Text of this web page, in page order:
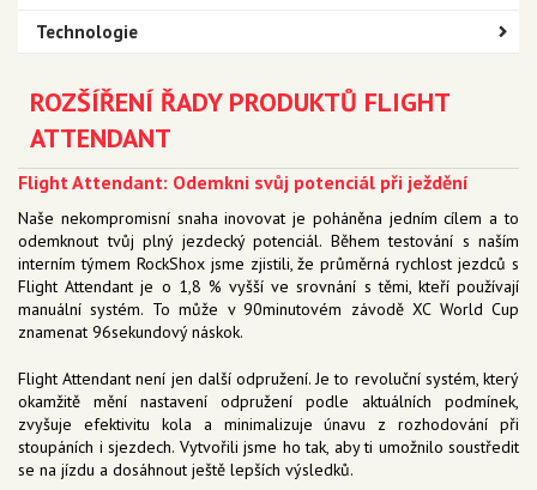
Technologie
ROZŠÍŘENÍ ŘADY PRODUKTŮ FLIGHT
ATTENDANT
Flight Attendant: Odemkni svůj potenciál při ježdění
Naše nekompromisní snaha inovovat je poháněna jedním cílem a to
odemknout tvůj plný jezdecký potenciál. Během testování s naším
interním týmem RockShox jsme zjistili, že průměrná rychlost jezdců s
Flight Attendant je o 1,8 % vyšší ve srovnání s těmi, kteří používají
manuální systém. To může v 90minutovém závodě XC World Cup
znamenat 96sekundový náskok.
Flight Attendant není jen další odpružení. Je to revoluční systém, který
okamžitě mění nastavení odpružení podle aktuálních podmínek,
zvyšuje efektivitu kola a minimalizuje únavu z rozhodování při
stoupáních i sjezdech. Vytvořili jsme ho tak, aby ti umožnilo soustředit
se na jízdu a dosáhnout ještě lepších výsledků.